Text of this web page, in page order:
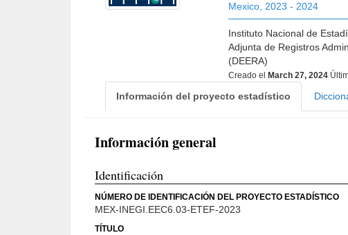
Mexico 2023 - 2024
Instituto Nacional de
Adjunta de Registros
(DEERA)
Creado el March 27, 2024
Información del proyecto estadístico
Información general
Identificación
NÚMERO DE IDENTIFICACIÓN DEL PROYECTO ESTADÍSTICO
MEX-INEGI.EEC6.03-ETEF-2023
TÍTULO